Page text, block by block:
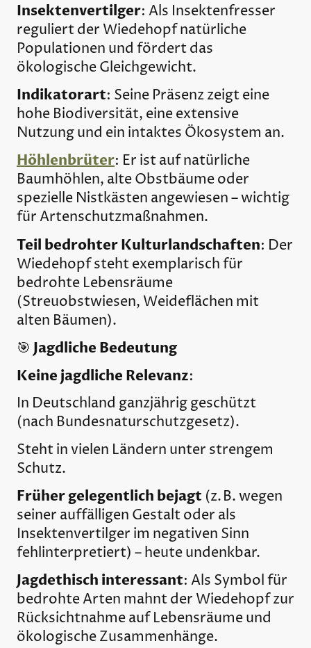
Insektenvertilger: Als Insektenfresser
reguliert der Wiedehopf natürliche
Populationen und fördert das
ökologische Gleichgewicht.
Indikatorart: Seine Präsenz zeigt eine
hohe Biodiversität, eine extensive
Nutzung und ein intaktes Ökosystem an.
Höhlenbrüter: Er ist auf natürliche
Baumhöhlen, alte Obstbäume oder
spezielle Nistkästen angewiesen – wichtig
für Artenschutzmaßnahmen.
Teil bedrohter Kulturlandschaften: Der
Wiedehopf steht exemplarisch für
bedrohte Lebensräume
(Streuobstwiesen, Weideflächen mit
alten Bäumen).
🎯 Jagdliche Bedeutung
Keine jagdliche Relevanz:
In Deutschland ganzjährig geschützt
(nach Bundesnaturschutzgesetz).
Steht in vielen Ländern unter strengem
Schutz.
Früher gelegentlich bejagt (z. B. wegen
seiner auffälligen Gestalt oder als
Insektenvertilger im negativen Sinn
fehlinterpretiert) – heute undenkbar.
Jagdethisch interessant: Als Symbol für
bedrohte Arten mahnt der Wiedehopf zur
Rücksichtnahme auf Lebensräume und
ökologische Zusammenhänge.